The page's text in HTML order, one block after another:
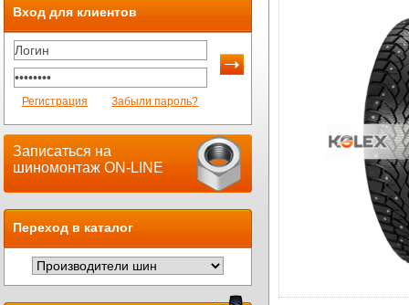
Вход для клиентов
Регистрация Забыли пароль?
Записаться на
шиномонтаж ON-LINE
Переход в каталог